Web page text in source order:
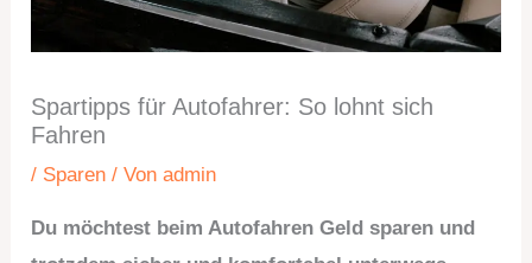
Spartipps für Autofahrer: So lohnt sich
Fahren
/ Sparen / Vonadmin
Du möchtest beim Autofahren Geld sparen und